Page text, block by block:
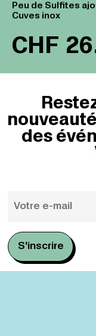
Peu de Sulfites
Cuves inox
CHF
des